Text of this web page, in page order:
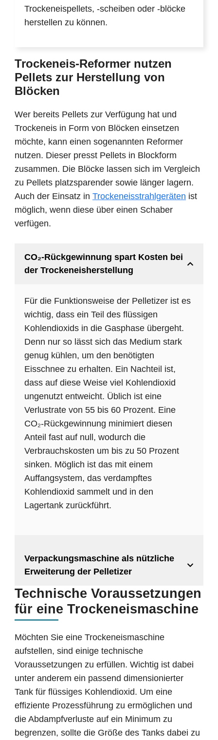
Trockeneispellets, -scheiben oder -blöcke
herstellen zu können.
Trockeneis-Reformer nutzen
Pellets zur Herstellung von
Blöcken
Wer bereits Pellets zur Verfügung hat und
Trockeneis in Form von Blöcken einsetzen
möchte, kann einen sogenannten Reformer
nutzen. Dieser presst Pellets in Blockform
zusammen. Die Blöcke lassen sich im Vergleich
zu Pellets platzsparender sowie länger lagern.
Auch der Einsatz in Trockeneisstrahlgeräten ist
möglich, wenn diese über einen Schaber
verfügen.
CO₂-Rückgewinnung spart Kosten bei
der Trockeneisherstellung
Für die Funktionsweise der Pelletizer ist es
wichtig, dass ein Teil des flüssigen
Kohlendioxids in die Gasphase übergeht.
Denn nur so lässt sich das Medium stark
genug kühlen, um den benötigten
Eisschnee zu erhalten. Ein Nachteil ist,
dass auf diese Weise viel Kohlendioxid
ungenutzt entweicht. Üblich ist eine
Verlustrate von 55 bis 60 Prozent. Eine
CO₂-Rückgewinnung minimiert diesen
Anteil fast auf null, wodurch die
Verbrauchskosten um bis zu 50 Prozent
sinken. Möglich ist das mit einem
Auffangsystem, das verdampftes
Kohlendioxid sammelt und in den
Lagertank zurückführt.
Verpackungsmaschine als nützliche
Erweiterung der Pelletizer
Technische Voraussetzungen
für eine Trockeneismaschine
Möchten Sie eine Trockeneismaschine
aufstellen, sind einige technische
Voraussetzungen zu erfüllen. Wichtig ist dabei
unter anderem ein passend dimensionierter
Tank für flüssiges Kohlendioxid. Um eine
effiziente Prozessführung zu ermöglichen und
die Abdampfverluste auf ein Minimum zu
begrenzen, sollte die Größe des Tanks dabei zu